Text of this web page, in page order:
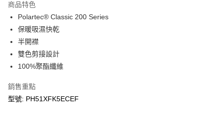
悠遊付
Google Pay
運送方式
每筆NT$90，滿NT$899(含以上)免運費
宅配(離島)
商品特色
Polartec® Classic 200 Series
保暖吸濕快乾
半開襟
雙色剪接設計
100%聚酯纖維
銷售重點
型號: PH51XFK5ECEF